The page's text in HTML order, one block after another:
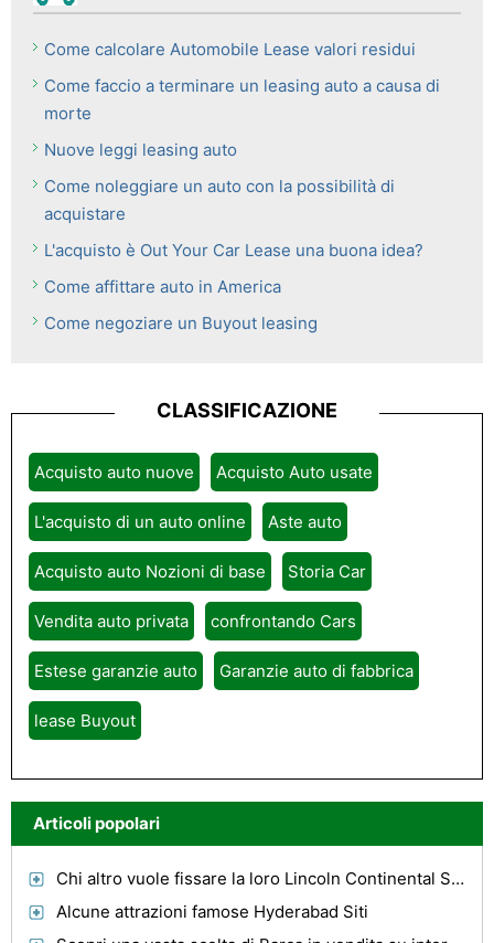
Come calcolare Automobile Lease valori residui
Come faccio a terminare un leasing auto a causa di
morte
Nuove leggi leasing auto
Come noleggiare un auto con la possibilità di
acquistare
L'acquisto è Out Your Car Lease una buona idea?
Come affittare auto in America
Come negoziare un Buyout leasing
CLASSIFICAZIONE
Acquisto auto nuove Acquisto Auto usate
L'acquisto di un auto online Aste auto
Acquisto auto Nozioni di base Storia Car
Vendita auto privata confrontando Cars
Estese garanzie auto Garanzie auto di fabbrica
lease Buyout
Articoli popolari
Chi altro vuole fissare la loro Lincoln Continental Sospensione gratuitamente?
Alcune attrazioni famose Hyderabad Siti